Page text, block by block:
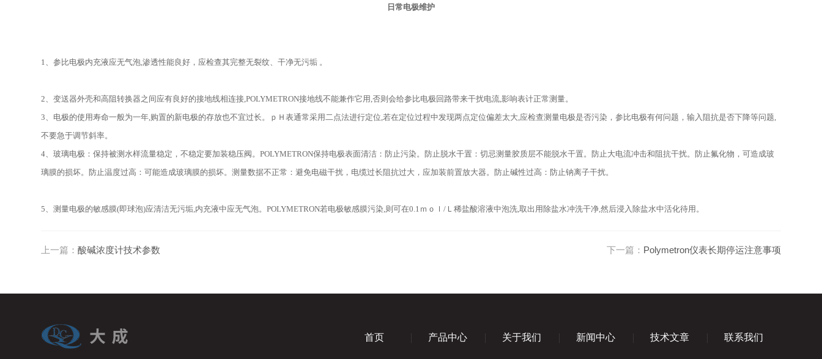
日常电极维护
1、参比电极内充液应无气泡,渗透性能良好，应检查其完整无裂纹、干净无污垢 。
2、变送器外壳和高阻转换器之间应有良好的接地线相连接,POLYMETRON接地线不能兼作它用,否则会给参比电极回路带来干扰电流,影响表计正常测量。
3、电极的使用寿命一般为一年,购置的新电极的存放也不宜过长。ｐＨ表通常采用二点法进行定位,若在定位过程中发现两点定位偏差太大,应检查测量电极是否污染，参比电极有何问题，输入阻抗是否下降等问题,
不要急于调节斜率。
4、玻璃电极：保持被测水样流量稳定，不稳定要加装稳压阀。POLYMETRON保持电极表面清洁：防止污染。防止脱水干置：切忌测量胶质层不能脱水干置。防止大电流冲击和阻抗干扰。防止氟化物，可造成玻
璃膜的损坏。防止温度过高：可能造成玻璃膜的损坏。测量数据不正常：避免电磁干扰，电缆过长阻抗过大，应加装前置放大器。防止碱性过高：防止钠离子干扰。
5、测量电极的敏感膜(即球泡)应清洁无污垢,内充液中应无气泡。POLYMETRON若电极敏感膜污染,则可在0.1ｍｏｌ/Ｌ稀盐酸溶液中泡洗,取出用除盐水冲洗干净,然后浸入除盐水中活化待用。
上一篇：酸碱浓度计技术参数 下一篇： Polymetron仪表长期停运注意事项
首页 产品中心 关于我们 新闻中心 技术文章 联系我们